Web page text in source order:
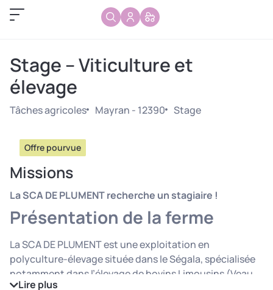
Stage – Viticulture et
élevage
Tâches agricoles Mayran - 12390 Stage
Offre pourvue
Missions
La SCA DE PLUMENT recherche un stagiaire !
Présentation de la ferme
La SCA DE PLUMENT est une exploitation en
polyculture-élevage située dans le Ségala, spécialisée
notamment dans l’élevage de bovins Limousins (Veau
Lire plus